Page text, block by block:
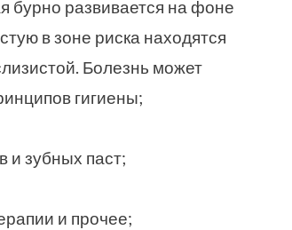
бурно развивается на фоне
в зоне риска находятся
Болезнь может
гигиены;
и зубных паст;
и прочее;